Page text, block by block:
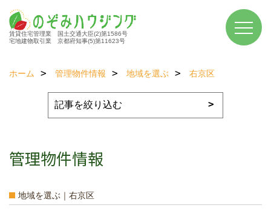
賃貸住宅管理業 国土交通大臣(2)第1586号
宅地建物取引業 京都府知事(5)第11623号
ホーム 管理物件情報 地域を選ぶ 右京区
管理物件情報
地域を選ぶ｜右京区